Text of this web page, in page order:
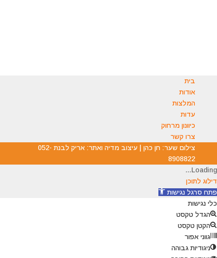
בית
אודות
המלצות
עדות
כיוונון מרחוק
צרו קשר
צילום שער: חן כהן | עיצוב מדיה ואתר: אריק לבנת 052-
8908822
Loading...
דילוג לתוכן
פתח סרגל נגישות
כלי נגישות
הגדל טקסט
הקטן טקסט
גווני אפור
ניגודיות גבוהה